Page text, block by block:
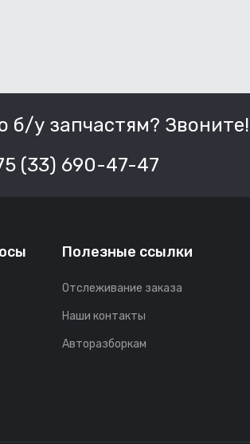
б/у запчастям? Звоните!
(33) 690-47-47
Полезные ссылки
Отслеживание заказа
Наши контакты
Авторазборкам